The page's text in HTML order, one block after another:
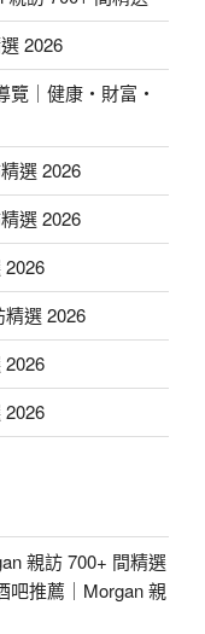
2026
｜健康・財富・
選 2026
選 2026
2026
選 2026
2026
2026
親訪 700+ 間精選
吧推薦｜Morgan 親